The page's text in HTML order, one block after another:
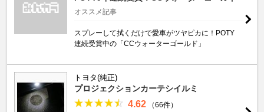
オススメ記事
スプレーして拭くだけで愛車がツヤピカに！POTY
連続受賞中の「CCウォーターゴールド」
トヨタ(純正)
プロジェクションカーテシイルミ
4.62 （66件）